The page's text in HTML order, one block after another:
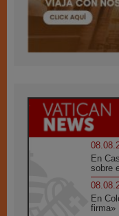
En
sobre
En
firma»